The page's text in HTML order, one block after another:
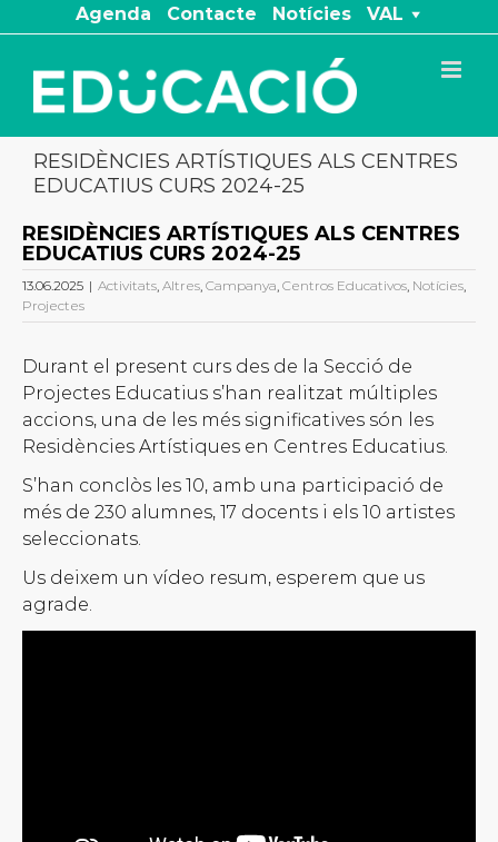
to
content
Agenda Contacte Notícies VAL
RESIDÈNCIES ARTÍSTIQUES ALS CENTRES
EDUCATIUS CURS 2024-25
RESIDÈNCIES ARTÍSTIQUES ALS CENTRES
EDUCATIUS CURS 2024-25
13.06.2025 | Activitats, Altres, Campanya, Centros Educativos, Notícies,
Projectes
Durant el present curs des de la Secció de
Projectes Educatius s’han realitzat múltiples
accions, una de les més significatives són les
Residències Artístiques en Centres Educatius.
S’han conclòs les 10, amb una participació de
més de 230 alumnes, 17 docents i els 10 artistes
seleccionats.
Us deixem un vídeo resum, esperem que us
agrade.